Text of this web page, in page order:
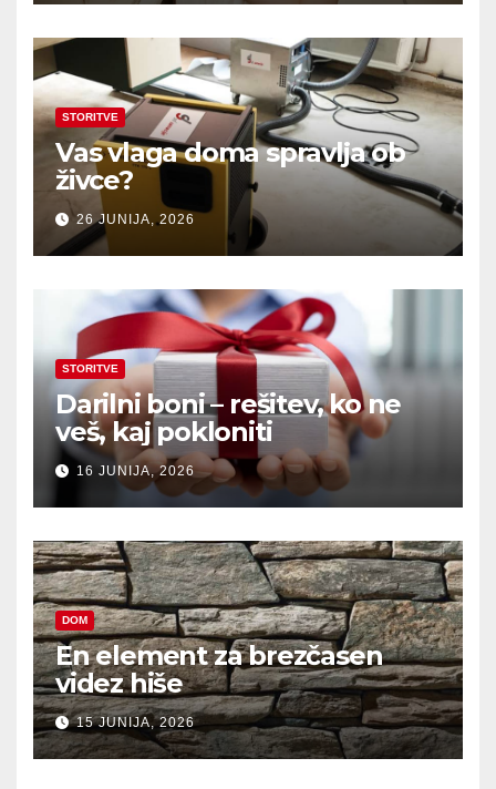
STORITVE
Vas vlaga doma spravlja ob
živce?
26 JUNIJA, 2026
STORITVE
Darilni boni – rešitev, ko ne
veš, kaj pokloniti
16 JUNIJA, 2026
DOM
En element za brezčasen
videz hiše
15 JUNIJA, 2026